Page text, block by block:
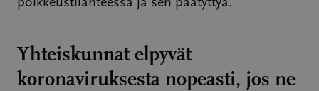
poikkeustilanteessa ja sen päätyttyä.
Yhteiskunnat elpyvät
koronaviruksesta nopeasti, jos ne